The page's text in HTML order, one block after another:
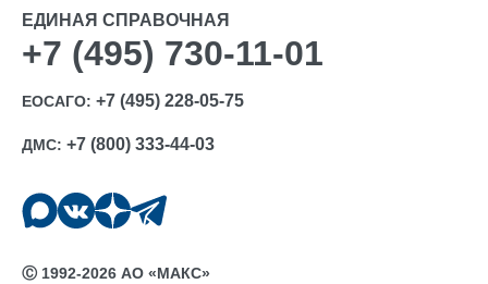
ЕДИНАЯ СПРАВОЧНАЯ
+7 (495) 730-11-01
ЕОСАГО: +7 (495) 228-05-75
ДМС: +7 (800) 333-44-03
Ⓒ 1992-2026 АО «МАКС»